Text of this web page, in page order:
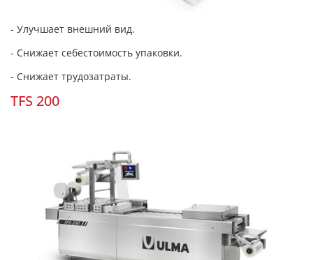
- Улучшает внешний вид.
- Снижает себестоимость упаковки.
- Снижает трудозатраты.
TFS 200